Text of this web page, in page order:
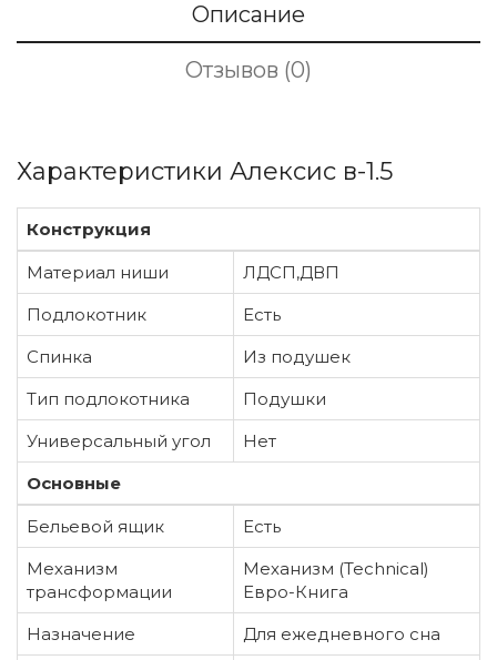
Описание
Отзывов (0)
Характеристики Алексис в-1.5
Конструкция
Материал ниши
ЛДСП,ДВП
Подлокотник
Есть
Спинка
Из подушек
Тип подлокотника
Подушки
Универсальный угол
Нет
Основные
Бельевой ящик
Есть
Механизм
трансформации
Механизм (Technical)
Евро-Книга
Назначение
Для ежедневного сна